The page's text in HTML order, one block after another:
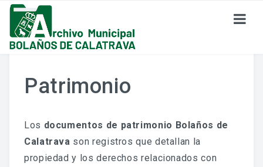
Formulario De Contacto
Patrimonio
Los documentos de patrimonio Bolaños de
Calatrava son registros que detallan la
propiedad y los derechos relacionados con